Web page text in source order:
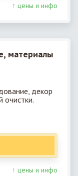
↑ цены и инфо
материалы
декор
очистки.
↑ цены и инфо